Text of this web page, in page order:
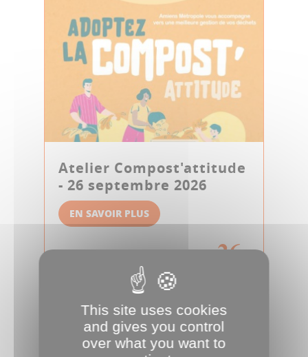
Atelier Compost'attitude
- 26 septembre 2026
EN SAVOIR PLUS
26
This site uses cookies
and gives you control
over what you want to